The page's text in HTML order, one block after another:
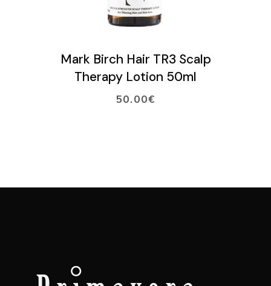
LISÄÄ OSTOSKORIIN
Mark Birch Hair TR3 Scalp
Therapy Lotion 50ml
50.00€